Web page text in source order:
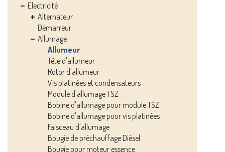
Electricité
Alternateur
Démarreur
Allumage
Allumeur
Tête d'allumeur
Rotor d'allumeur
Vis platinées et condensateurs
Module d'allumage TSZ
Bobine d'allumage pour module TSZ
Bobine d'allumage pour vis platinées
Faisceau d'allumage
Bougie de préchauffage Diésel
Bougie pour moteur essence